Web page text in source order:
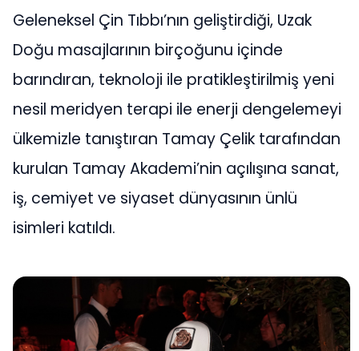
Geleneksel Çin Tıbbı’nın geliştirdiği, Uzak
Doğu masajlarının birçoğunu içinde
barındıran, teknoloji ile pratikleştirilmiş yeni
nesil meridyen terapi ile enerji dengelemeyi
ülkemizle tanıştıran Tamay Çelik tarafından
kurulan Tamay Akademi’nin açılışına sanat,
iş, cemiyet ve siyaset dünyasının ünlü
isimleri katıldı.